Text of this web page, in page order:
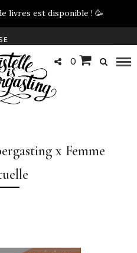
livres est disponible ! 🥳
0
x Femme